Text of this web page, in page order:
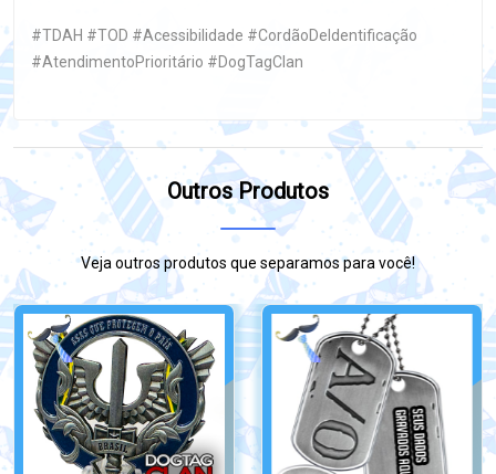
#TDAH #TOD #Acessibilidade #CordãoDeIdentificação
#AtendimentoPrioritário #DogTagClan
Outros Produtos
Veja outros produtos que separamos para você!